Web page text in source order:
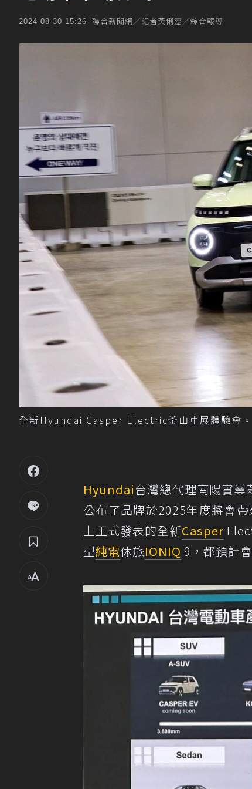
2024-08-30 15:26 聯合新聞網／記者黃俐嘉／綜合報導
全新Hyundai Casper Electric釜山車展體驗會
Hyundai台灣總代理南陽實
公布了品牌於2025年度將會帶
上正式發表的全新Casper
型純電休旅IONIQ 9，都預計